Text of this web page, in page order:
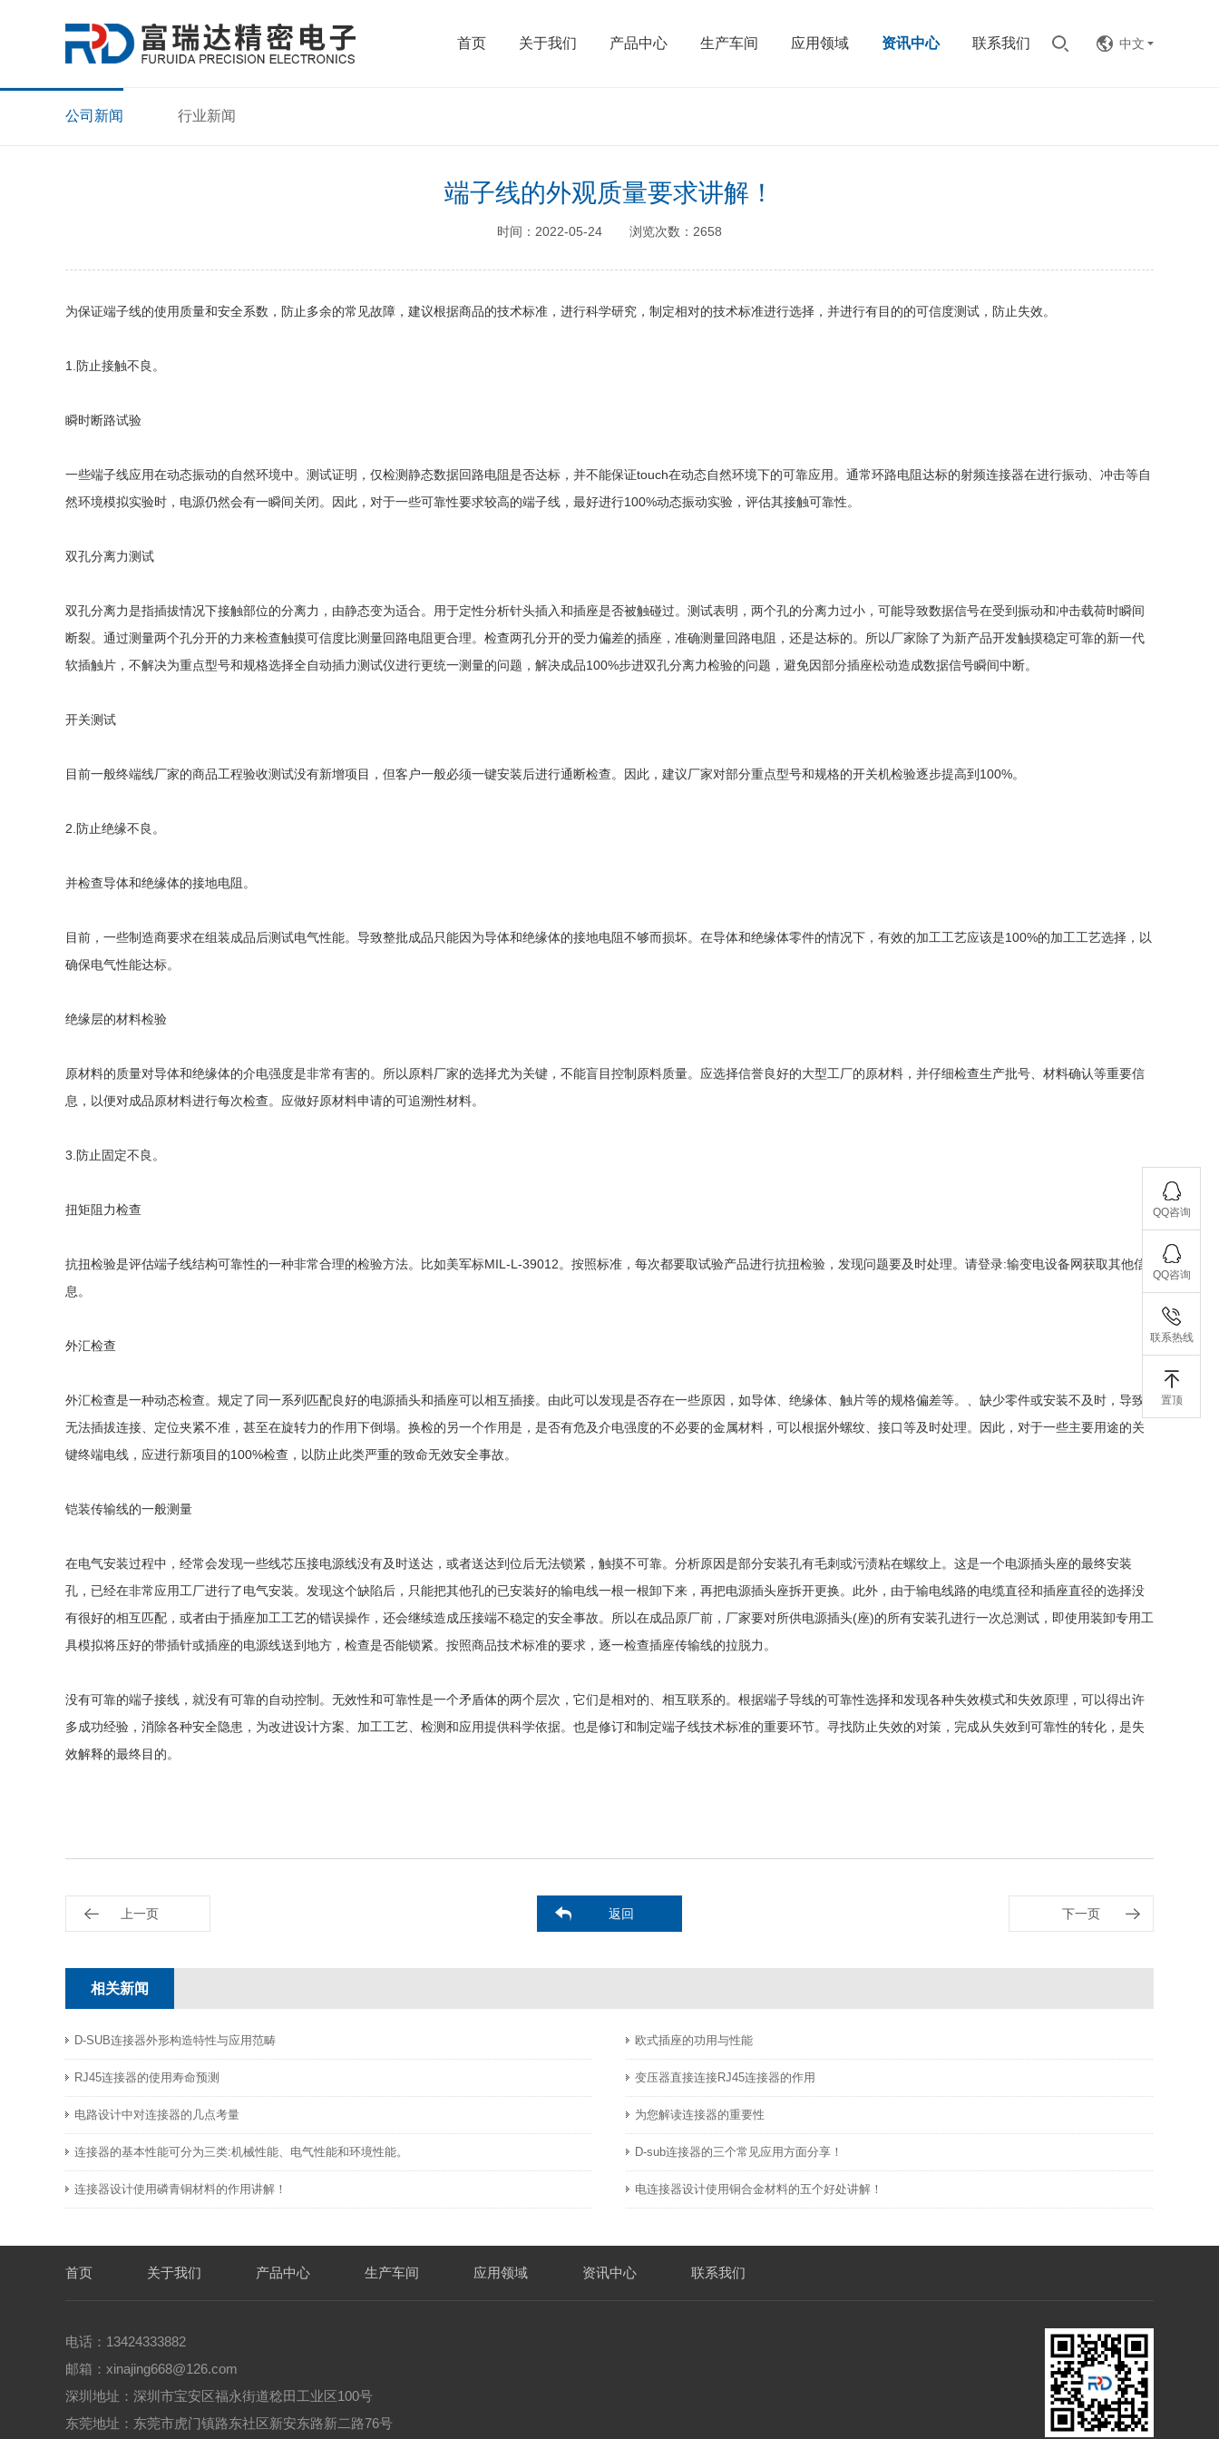
首页 关于我们 产品中心 生产车间 应用领域 资讯中心 联系我们 中文
公司新闻 行业新闻
端子线的外观质量要求讲解！
时间：2022-05-24 浏览次数：2658
为保证端子线的使用质量和安全系数，防止多余的常见故障，建议根据商品的技术标准，进行科学研究，制定相对的技术标准进行选择，并进行有目的的可信度测试，防止失效。
1.防止接触不良。
瞬时断路试验
一些端子线应用在动态振动的自然环境中。测试证明，仅检测静态数据回路电阻是否达标，并不能保证touch在动态自然环境下的可靠应用。通常环路电阻达标的射频连接器在进行振动、冲击等自
然环境模拟实验时，电源仍然会有一瞬间关闭。因此，对于一些可靠性要求较高的端子线，最好进行100%动态振动实验，评估其接触可靠性。
双孔分离力测试
双孔分离力是指插拔情况下接触部位的分离力，由静态变为适合。用于定性分析针头插入和插座是否被触碰过。测试表明，两个孔的分离力过小，可能导致数据信号在受到振动和冲击载荷时瞬间
断裂。通过测量两个孔分开的力来检查触摸可信度比测量回路电阻更合理。检查两孔分开的受力偏差的插座，准确测量回路电阻，还是达标的。所以厂家除了为新产品开发触摸稳定可靠的新一代
软插触片，不解决为重点型号和规格选择全自动插力测试仪进行更统一测量的问题，解决成品100%步进双孔分离力检验的问题，避免因部分插座松动造成数据信号瞬间中断。
开关测试
目前一般终端线厂家的商品工程验收测试没有新增项目，但客户一般必须一键安装后进行通断检查。因此，建议厂家对部分重点型号和规格的开关机检验逐步提高到100%。
2.防止绝缘不良。
并检查导体和绝缘体的接地电阻。
目前，一些制造商要求在组装成品后测试电气性能。导致整批成品只能因为导体和绝缘体的接地电阻不够而损坏。在导体和绝缘体零件的情况下，有效的加工工艺应该是100%的加工工艺选择，以
确保电气性能达标。
绝缘层的材料检验
原材料的质量对导体和绝缘体的介电强度是非常有害的。所以原料厂家的选择尤为关键，不能盲目控制原料质量。应选择信誉良好的大型工厂的原材料，并仔细检查生产批号、材料确认等重要信
息，以便对成品原材料进行每次检查。应做好原材料申请的可追溯性材料。
3.防止固定不良。
扭矩阻力检查
抗扭检验是评估端子线结构可靠性的一种非常合理的检验方法。比如美军标MIL-L-39012。按照标准，每次都要取试验产品进行抗扭检验，发现问题要及时处理。请登录:输变电设备网获取其他信
息。
外汇检查
外汇检查是一种动态检查。规定了同一系列匹配良好的电源插头和插座可以相互插接。由此可以发现是否存在一些原因，如导体、绝缘体、触片等的规格偏差等。、缺少零件或安装不及时，导致
无法插拔连接、定位夹紧不准，甚至在旋转力的作用下倒塌。换检的另一个作用是，是否有危及介电强度的不必要的金属材料，可以根据外螺纹、接口等及时处理。因此，对于一些主要用途的关
键终端电线，应进行新项目的100%检查，以防止此类严重的致命无效安全事故。
铠装传输线的一般测量
在电气安装过程中，经常会发现一些线芯压接电源线没有及时送达，或者送达到位后无法锁紧，触摸不可靠。分析原因是部分安装孔有毛刺或污渍粘在螺纹上。这是一个电源插头座的最终安装
孔，已经在非常应用工厂进行了电气安装。发现这个缺陷后，只能把其他孔的已安装好的输电线一根一根卸下来，再把电源插头座拆开更换。此外，由于输电线路的电缆直径和插座直径的选择没
有很好的相互匹配，或者由于插座加工工艺的错误操作，还会继续造成压接端不稳定的安全事故。所以在成品原厂前，厂家要对所供电源插头(座)的所有安装孔进行一次总测试，即使用装卸专用工
具模拟将压好的带插针或插座的电源线送到地方，检查是否能锁紧。按照商品技术标准的要求，逐一检查插座传输线的拉脱力。
没有可靠的端子接线，就没有可靠的自动控制。无效性和可靠性是一个矛盾体的两个层次，它们是相对的、相互联系的。根据端子导线的可靠性选择和发现各种失效模式和失效原理，可以得出许
多成功经验，消除各种安全隐患，为改进设计方案、加工工艺、检测和应用提供科学依据。也是修订和制定端子线技术标准的重要环节。寻找防止失效的对策，完成从失效到可靠性的转化，是失
效解释的最终目的。
上一页 返回 下一页
相关新闻
D-SUB连接器外形构造特性与​应用范畴 欧式插座的功用与性能
RJ45连接器的使用寿命预测 变压器直接连接RJ45连接器的作用
电路设计中对连接器的几点考量 为您解读连接器的重要性
连接器的基本性能可分为三类:机械性能、电气性能和环境性能。 D-sub连接器的三个常见应用方面分享！
连接器设计使用磷青铜材料的作用讲解！ 电连接器设计使用铜合金材料的五个好处讲解！
首页 关于我们 产品中心 生产车间 应用领域 资讯中心 联系我们
电话：13424333882
邮箱：xinajing668@126.com
深圳地址：深圳市宝安区福永街道稔田工业区100号
东莞地址：东莞市虎门镇路东社区新安东路新二路76号
QQ咨询
QQ咨询
联系热线
置顶